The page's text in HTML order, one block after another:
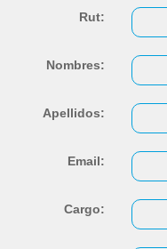
Rut:
Nombres:
Apellidos:
Email:
Cargo: